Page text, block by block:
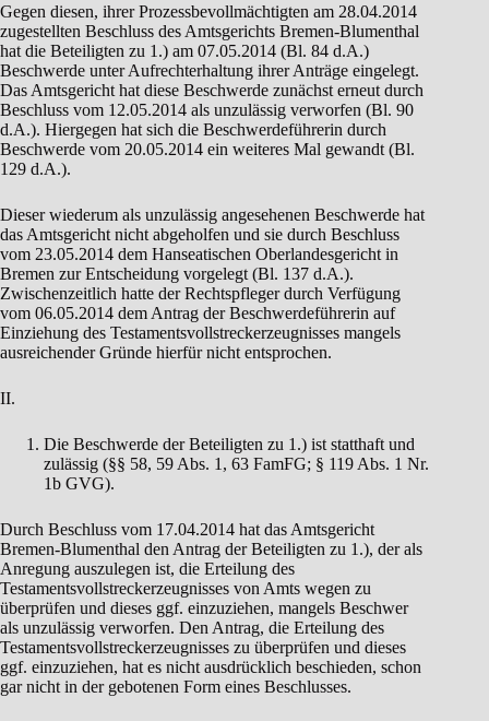
Gegen diesen, ihrer Prozessbevollmächtigten am 28.04.2014
zugestellten Beschluss des Amtsgerichts Bremen-Blumenthal
hat die Beteiligten zu 1.) am 07.05.2014 (Bl. 84 d.A.)
Beschwerde unter Aufrechterhaltung ihrer Anträge eingelegt.
Das Amtsgericht hat diese Beschwerde zunächst erneut durch
Beschluss vom 12.05.2014 als unzulässig verworfen (Bl. 90
d.A.). Hiergegen hat sich die Beschwerdeführerin durch
Beschwerde vom 20.05.2014 ein weiteres Mal gewandt (Bl.
129 d.A.).
Dieser wiederum als unzulässig angesehenen Beschwerde hat
das Amtsgericht nicht abgeholfen und sie durch Beschluss
vom 23.05.2014 dem Hanseatischen Oberlandesgericht in
Bremen zur Entscheidung vorgelegt (Bl. 137 d.A.).
Zwischenzeitlich hatte der Rechtspfleger durch Verfügung
vom 06.05.2014 dem Antrag der Beschwerdeführerin auf
Einziehung des Testamentsvollstreckerzeugnisses mangels
ausreichender Gründe hierfür nicht entsprochen.
II.
Die Beschwerde der Beteiligten zu 1.) ist statthaft und
zulässig (§§ 58, 59 Abs. 1, 63 FamFG; § 119 Abs. 1 Nr.
1b GVG).
Durch Beschluss vom 17.04.2014 hat das Amtsgericht
Bremen-Blumenthal den Antrag der Beteiligten zu 1.), der als
Anregung auszulegen ist, die Erteilung des
Testamentsvollstreckerzeugnisses von Amts wegen zu
überprüfen und dieses ggf. einzuziehen, mangels Beschwer
als unzulässig verworfen. Den Antrag, die Erteilung des
Testamentsvollstreckerzeugnisses zu überprüfen und dieses
ggf. einzuziehen, hat es nicht ausdrücklich beschieden, schon
gar nicht in der gebotenen Form eines Beschlusses.